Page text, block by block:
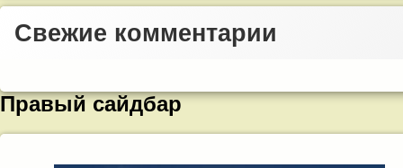
Свежие комментарии
Правый сайдбар